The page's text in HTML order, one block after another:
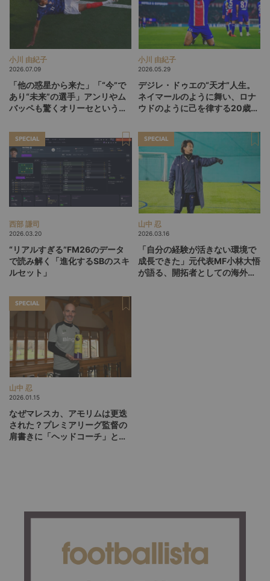
小川 由紀子
2026.07.09
「他の惑星から来た」「“今”で
あり“未来”の選手」アンリやム
バッペも驚くオリーセというフ
小川 由紀子
2026.05.29
デジレ・ドゥエの“天才”人生。
ネイマールのように舞い、ロナ
ウドのように己を律する20歳
SPECIAL
西部 謙司
2026.03.20
“リアルすぎる”FM26のデータ
で読み解く「進化するSBのスキ
ルセット」
SPECIAL
山中 忍
2026.03.16
「自分の経験が活きない環境で
成長できた」元代表MF小林大悟
が語る、開拓者としての海外キ
SPECIAL
山中 忍
2026.01.15
なぜマレスカ、アモリムは更迭
された？プレミアリーグ監督の
肩書きに「ヘッドコーチ」と